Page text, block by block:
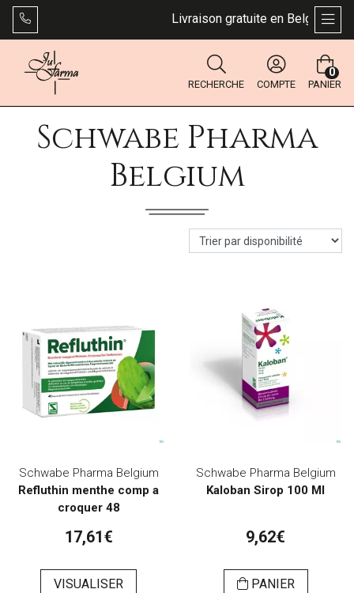
Livraison gratuite en Belgique
RECHERCHE COMPTE PANIER
0
Schwabe Pharma
Belgium
Schwabe Pharma Belgium
Refluthin menthe comp a
croquer 48
17,61€
VISUALISER
Schwabe Pharma Belgium
Kaloban Sirop 100 Ml
9,62€
PANIER